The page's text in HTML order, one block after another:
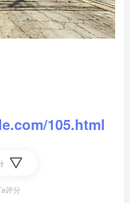
105.html
评分